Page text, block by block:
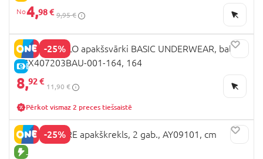
4,98 € 9,95 €
-25%
E-CENA
COCCODRILLO apakšsvārki BASIC UNDERWEAR, balts,
XCX407203BAU-001-164, 164
8,92 €
11,90 €
Pērkot vismaz 2 preces tiešsaistē
-25%
JAUNA PRECE
MOTHERCARE apakškrekls, 2 gab., AY09101, cm